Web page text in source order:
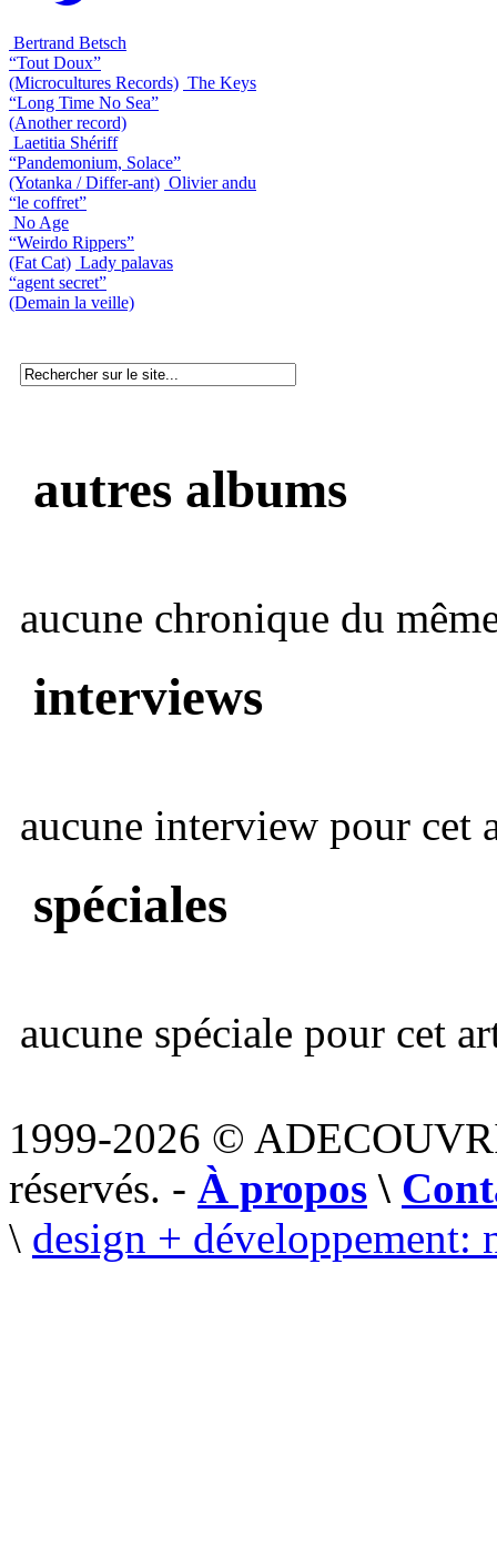
Bertrand Betsch
“Tout Doux”
(Microcultures Records) The Keys
“Long Time No Sea”
(Another record)
Laetitia Shériff
“Pandemonium, Solace”
(Yotanka / Differ-ant) Olivier andu
“le coffret”
No Age
“Weirdo Rippers”
(Fat Cat) Lady palavas
“agent secret”
(Demain la veille)
autres albums
aucune chronique du
interviews
aucune interview pour cet
spéciales
aucune spéciale pour cet
1999-2026 ©
réservés. - À propos \
\ design + développement: